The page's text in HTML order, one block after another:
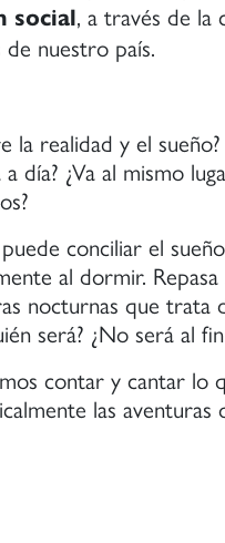
social, a través de la
nuestro país.
la realidad y el
día? ¿Va al mismo
conciliar el
al dormir.
nocturnas que
será? ¿No será al
contar y cantar lo
las